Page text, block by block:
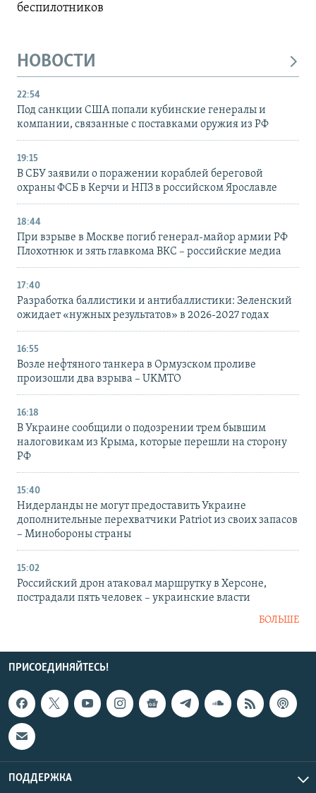
беспилотников
НОВОСТИ
22:54
Под санкции США попали кубинские генералы и
компании, связанные с поставками оружия из РФ
19:15
В СБУ заявили о поражении кораблей береговой
охраны ФСБ в Керчи и НПЗ в российском Ярославле
18:44
При взрыве в Москве погиб генерал-майор армии РФ
Плохотнюк и зять главкома ВКС – российские медиа
17:40
Разработка баллистики и антибаллистики: Зеленский
ожидает «нужных результатов» в 2026-2027 годах
16:55
Возле нефтяного танкера в Ормузском проливе
произошли два взрыва – UKMTO
16:18
В Украине сообщили о подозрении трем бывшим
налоговикам из Крыма, которые перешли на сторону
РФ
15:40
Нидерланды не могут предоставить Украине
дополнительные перехватчики Patriot из своих запасов
– Минобороны страны
15:02
Российский дрон атаковал маршрутку в Херсоне,
пострадали пять человек – украинские власти
БОЛЬШЕ
ПРИСОЕДИНЯЙТЕСЬ!
ПОДДЕРЖКА